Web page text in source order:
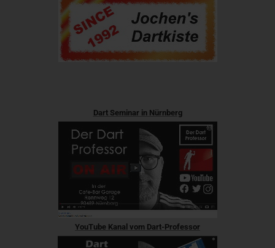
Dart Seminar in Nürnberg
YouTube Kanal vom Dart-Professor